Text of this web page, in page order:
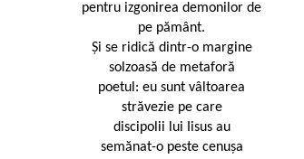
pentru izgonirea demonilor de
pe pământ.
Şi se ridică dintr-o margine
solzoasă de metaforă
poetul: eu sunt vâltoarea
străvezie pe care
discipolii lui Iisus au
semănat-o peste cenuşa